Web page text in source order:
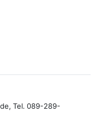
Tel. 089-289-